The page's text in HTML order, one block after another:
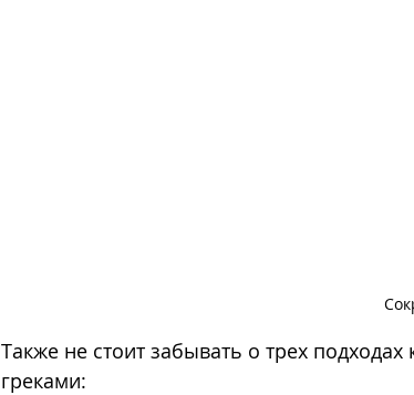
Также не стоит забывать о трех
греками: